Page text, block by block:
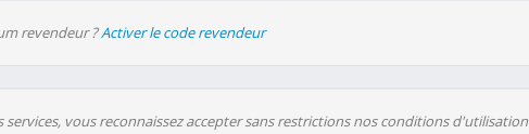
revendeur ?Activer le code revendeur
services, vous reconnaissez accepter sans restrictions nos conditions